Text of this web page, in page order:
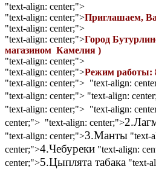
"text-align: center;">
"text-align: center;">Приглашаем,
"text-align: center;">
"text-align: center;">Город
магазином Камелия )
"text-align: center;">
"text-align: center;">Режим работы:
"text-align: center;"> "text-align:
"text-align: center;"> "text-align:
"text-align: center;"> "text-align:
center;"> "text-align: center;">
"text-align: center;">3.Манты "text-
center;">4.Чебуреки "text-align:
center;">5.Цыплята табака "text-